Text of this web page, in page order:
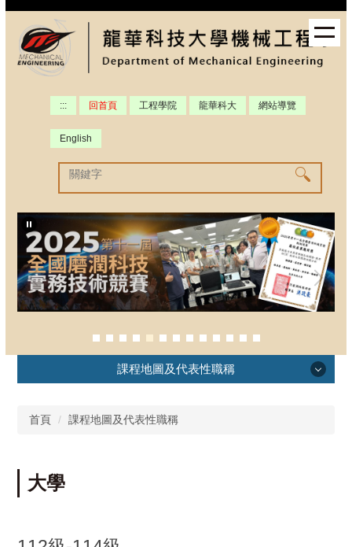
跳
要
::: 回首頁 工程學院 龍華科大 網站導覽
English
課程地圖及代表性職稱
首頁 課程地圖及代表性職稱
大學